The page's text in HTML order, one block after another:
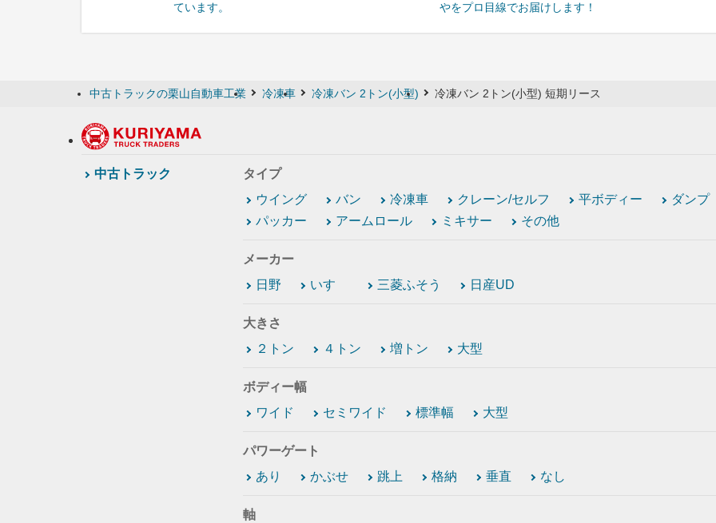
ています。
やをプロ目線でお届けします！
中古トラックの栗山自動車工業 冷凍車 冷凍バン 2トン(小型) 冷凍バン 2トン(小型) 短期リース
中古トラック
タイプ
ウイング
バン 冷凍車 クレーン/セルフ 平ボディー ダンプ
パッカー
アームロール ミキサー その他
メーカー
日野
いすゞ 三菱ふそう 日産UD
大きさ
２トン
４トン 増トン 大型
ボディー幅
ワイド
セミワイド 標準幅 大型
パワーゲート
あり
かぶせ 跳上 格納 垂直 なし
軸